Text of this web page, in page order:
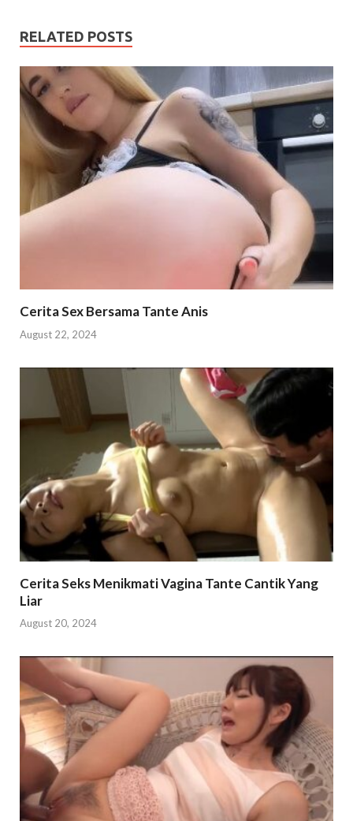
RELATED POSTS
Cerita Sex Bersama Tante Anis
August 22, 2024
Cerita Seks Menikmati Vagina Tante Cantik Yang
Liar
August 20, 2024